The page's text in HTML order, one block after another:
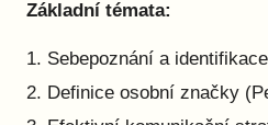
Základní témata:
Sebepoznání a
Definice osobní značky